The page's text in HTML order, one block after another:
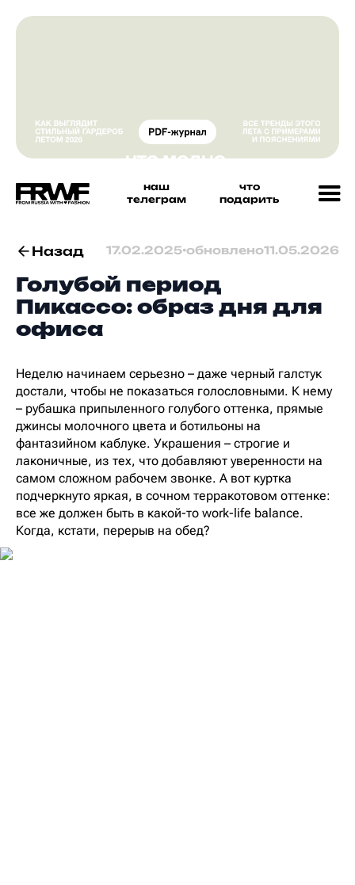
наш
телеграм
что
подарить
Назад 17.02.2025•обновлено11.05.2026
Голубой период
Пикассо: образ дня для
офиса
Неделю начинаем серьезно – даже черный галстук
достали, чтобы не показаться голословными. К нему
– рубашка припыленного голубого оттенка, прямые
джинсы молочного цвета и ботильоны на
фантазийном каблуке. Украшения – строгие и
лаконичные, из тех, что добавляют уверенности на
самом сложном рабочем звонке. А вот куртка
подчеркнуто яркая, в сочном терракотовом оттенке:
все же должен быть в какой-то work-life balance.
Когда, кстати, перерыв на обед?